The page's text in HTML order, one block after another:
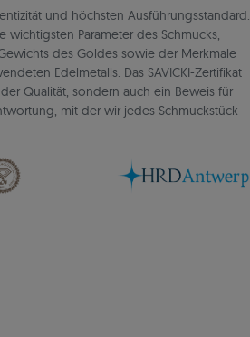
und höchsten Ausführungsstandard.
Parameter des Schmucks,
des Goldes sowie der Merkmale
Edelmetalls. Das SAVICKI-Zertifikat
Qualität, sondern auch ein Beweis für
mit der wir jedes Schmuckstück